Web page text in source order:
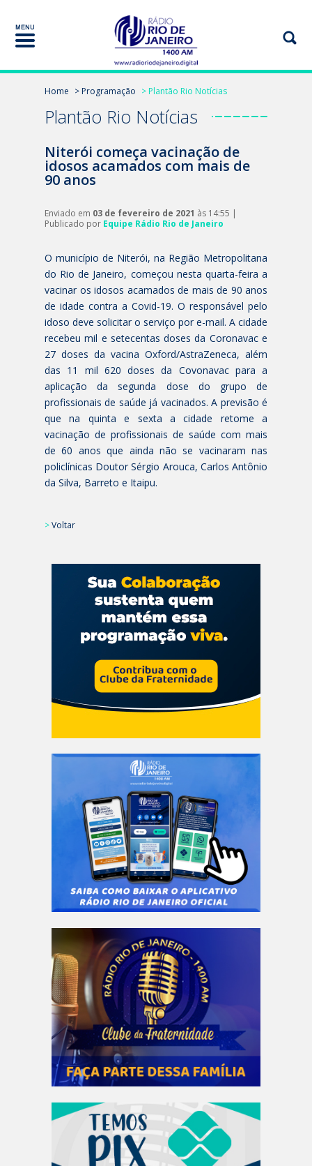
Home > Programação > Plantão Rio Notícias
Plantão Rio Notícias
Niterói começa vacinação de
idosos acamados com mais de
90 anos
Enviado em 03 de fevereiro de 2021 às 14:55 |
Publicado por Equipe Rádio Rio de Janeiro
O município de Niterói, na Região Metropolitana
do Rio de Janeiro, começou nesta quarta-feira a
vacinar os idosos acamados de mais de 90 anos
de idade contra a Covid-19. O responsável pelo
idoso deve solicitar o serviço por e-mail. A cidade
recebeu mil e setecentas doses da Coronavac e
27 doses da vacina Oxford/AstraZeneca, além
das 11 mil 620 doses da Covonavac para a
aplicação da segunda dose do grupo de
profissionais de saúde já vacinados. A previsão é
que na quinta e sexta a cidade retome a
vacinação de profissionais de saúde com mais
de 60 anos que ainda não se vacinaram nas
policlínicas Doutor Sérgio Arouca, Carlos Antônio
da Silva, Barreto e Itaipu.
>Voltar